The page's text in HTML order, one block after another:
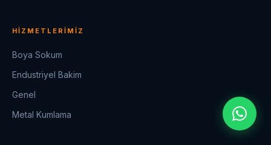
HIZMETLERIMIZ
Boya Sokum
Endustriyel Bakim
Genel
Metal Kumlama